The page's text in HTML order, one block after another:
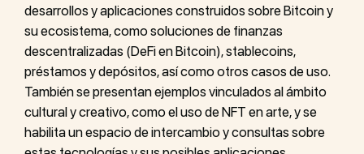
desarrollos y aplicaciones construidos sobre Bitcoin y
su ecosistema, como soluciones de finanzas
descentralizadas (DeFi en Bitcoin), stablecoins,
préstamos y depósitos, así como otros casos de uso.
También se presentan ejemplos vinculados al ámbito
cultural y creativo, como el uso de NFT en arte, y se
habilita un espacio de intercambio y consultas sobre